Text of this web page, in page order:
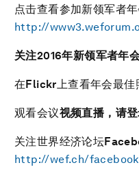
点击查看参加新领军者
http://
关注2016年新领军者年
在Flickr上查看年会最佳
观看会议视频直播，请
关注世界经济论坛
http://wef.ch/facebook